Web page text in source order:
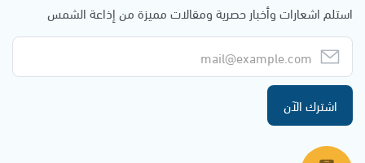
استلم اشعارات وأخبار حصرية ومقالات مميزة من إذاعة الشمس
اشترك الآن